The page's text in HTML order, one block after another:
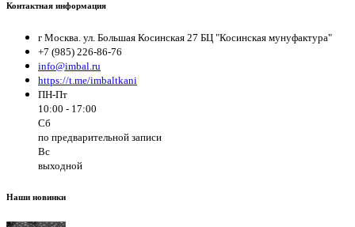
Контактная информация
г Москва. ул. Большая Косинская 27 БЦ "Косинская мунуфактура"
+7 (985) 226-86-76
info@imbal.ru
https://t.me/imbaltkani
ПН-Пт
10:00 - 17:00
Сб
по предварительной записи
Вс
выходной
Наши новинки